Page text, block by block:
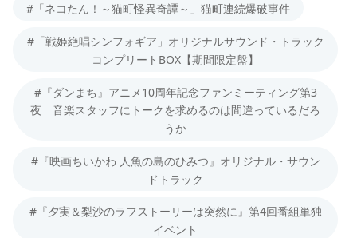
#「ネコたん！～猫町怪異奇譚～」猫町連続爆破事件
#「戦姫絶唱シンフォギア」オリジナルサウンド・トラック
コンプリートBOX【期間限定盤】
#『ダンまち』アニメ10周年記念ファンミーティング第3
夜 音楽スタッフにトークを求めるのは間違っているだろ
うか
#『映画ちいかわ 人魚の島のひみつ』オリジナル・サウン
ドトラック
#『夕実＆梨沙のラフストーリーは突然に』第4回番組単独
イベント